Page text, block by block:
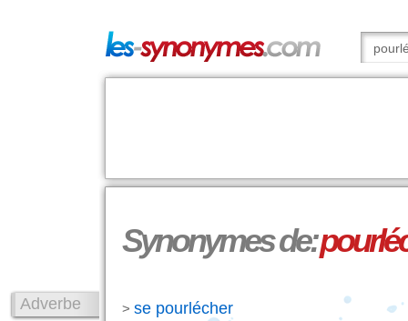
Synonymes de:
Adverbe > se pourlécher